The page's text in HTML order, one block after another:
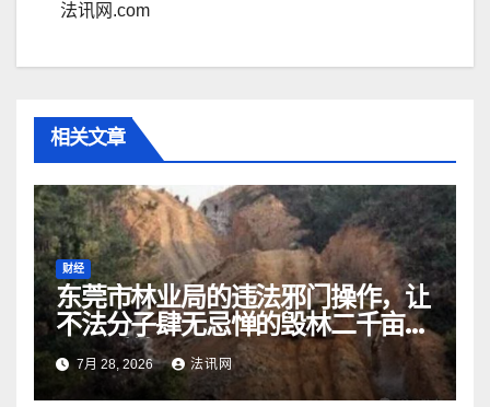
法讯网.com
相关文章
财经
东莞市林业局的违法邪门操作，让
不法分子肆无忌惮的毁林二千亩而
无人受处罚
7月 28, 2026 法讯网